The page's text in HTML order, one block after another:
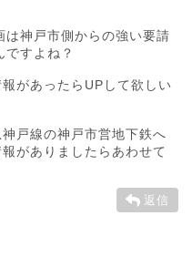
神戸市側からの強い要請
ですよね？
があったらUPして欲しい
戸線の神戸市営地下鉄へ
がありましたらあわせて
返信